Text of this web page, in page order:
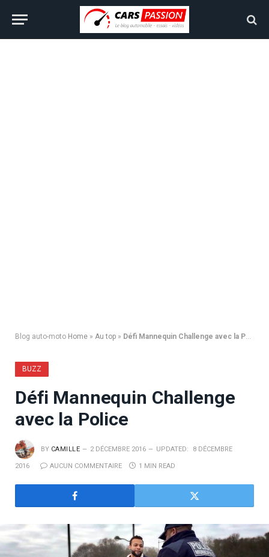
Blog auto-moto Home » Au top » Défi Mannequin Challenge avec la Police
BUZZ
Défi Mannequin Challenge
avec la Police
BY CAMILLE 2 DÉCEMBRE 2016 UPDATED: 8 DÉCEMBRE
2016 AUCUN COMMENTAIRE 1 MIN READ